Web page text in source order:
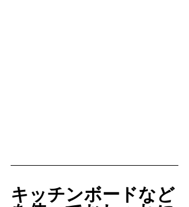
キッチンボードなど